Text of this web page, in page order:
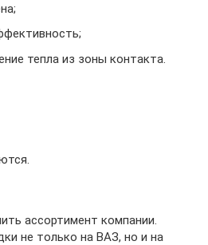
тепла из зоны контакта.
ассортимент компании.
не только на ВАЗ, но и на